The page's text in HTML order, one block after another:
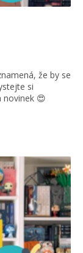
že by se
si
novinek 😍